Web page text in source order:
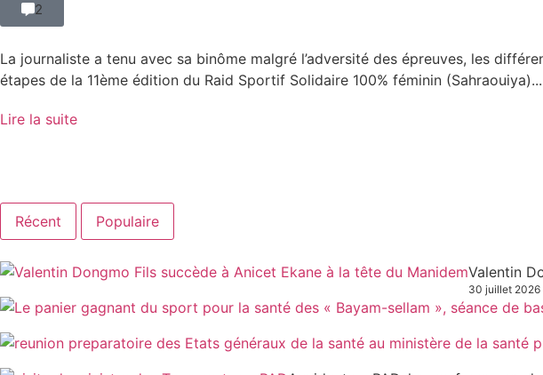
2
La journaliste a tenu avec sa binôme malgré l’adversité des épreuves, les
étapes de la 11ème édition du Raid Sportif Solidaire 100% féminin (Sahraouiya)...
Lire la suite
Récent Populaire
Valentin
30 juillet 2026